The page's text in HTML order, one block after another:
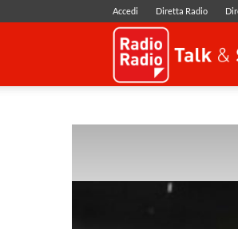
Accedi Diretta Radio